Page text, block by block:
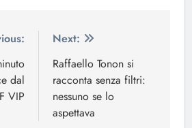
dal
VIP
Next:
Raffaello Tonon si
racconta senza filtri:
nessuno se lo
aspettava